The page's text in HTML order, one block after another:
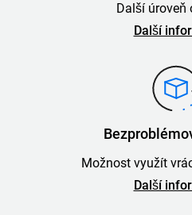
Další úroveň
Další
Možnost využít
Další